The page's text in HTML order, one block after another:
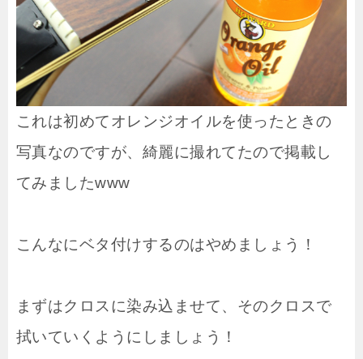
これは初めてオレンジオイルを使ったときの
写真なのですが、綺麗に撮れてたので掲載し
てみましたwww
こんなにベタ付けするのはやめましょう！
まずはクロスに染み込ませて、そのクロスで
拭いていくようにしましょう！